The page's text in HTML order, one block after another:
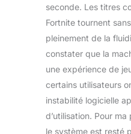
seconde. Les titres
Fortnite tournent
pleinement de la
constater que la
une expérience de
certains utilisateurs
instabilité logicielle
d’utilisation. Pour
le système est resté